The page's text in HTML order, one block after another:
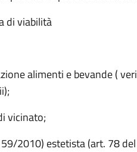
di viabilità
alimenti e bevande (
vicinato;
2010) estetista (art. 78 del